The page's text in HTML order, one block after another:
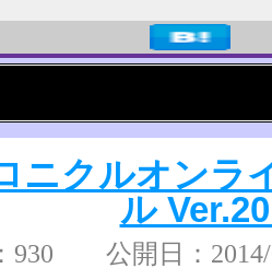
ニクルオンラ
ル
930 公開日：